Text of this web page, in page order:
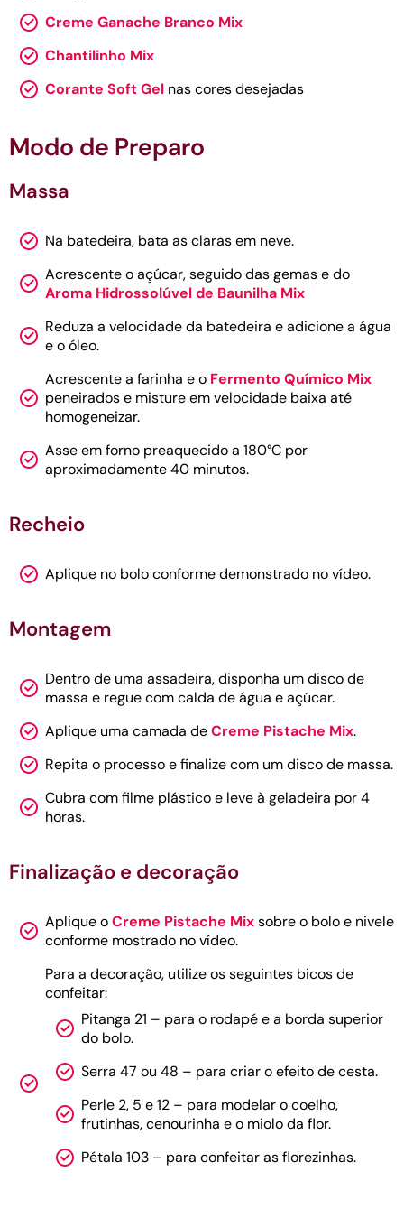
Creme Ganache Branco Mix
Chantilinho Mix
Corante Soft Gel nas cores desejadas
Modo de Preparo
Massa
Na batedeira, bata as claras em neve.
Acrescente o açúcar, seguido das gemas e do
Aroma Hidrossolúvel de Baunilha Mix
Reduza a velocidade da batedeira e adicione a água
e o óleo.
Acrescente a farinha e o Fermento Químico Mix
peneirados e misture em velocidade baixa até
homogeneizar.
Asse em forno preaquecido a 180°C por
aproximadamente 40 minutos.
Recheio
Aplique no bolo conforme demonstrado no vídeo.
Montagem
Dentro de uma assadeira, disponha um disco de
massa e regue com calda de água e açúcar.
Aplique uma camada deCreme Pistache Mix.
Repita o processo e finalize com um disco de massa.
Cubra com filme plástico e leve à geladeira por 4
horas.
Finalização e decoração
Aplique oCreme Pistache Mixsobre o bolo e nivele
conforme mostrado no vídeo.
Para a decoração, utilize os seguintes bicos de
confeitar:
Pitanga 21 – para o rodapé e a borda superior
do bolo.
Serra 47 ou 48 – para criar o efeito de cesta.
Perle 2, 5 e 12 – para modelar o coelho,
frutinhas, cenourinha e o miolo da flor.
Pétala 103 – para confeitar as florezinhas.